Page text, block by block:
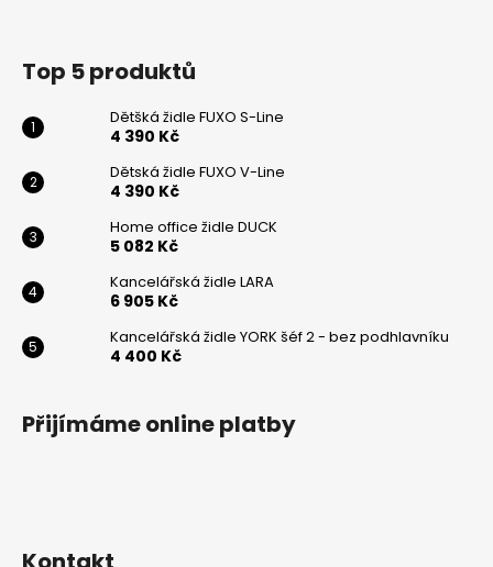
Top 5 produktů
Dětšká židle FUXO S-Line
4 390 Kč
Dětská židle FUXO V-Line
4 390 Kč
Home office židle DUCK
5 082 Kč
Kancelářská židle LARA
6 905 Kč
Kancelářská židle YORK šéf 2 - bez podhlavníku
4 400 Kč
Přijímáme online platby